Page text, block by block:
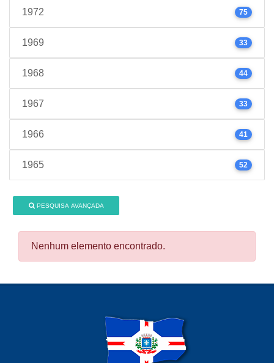
1972 75
1969 33
1968 44
1967 33
1966 41
1965 52
PESQUISA AVANÇADA
Nenhum elemento encontrado.